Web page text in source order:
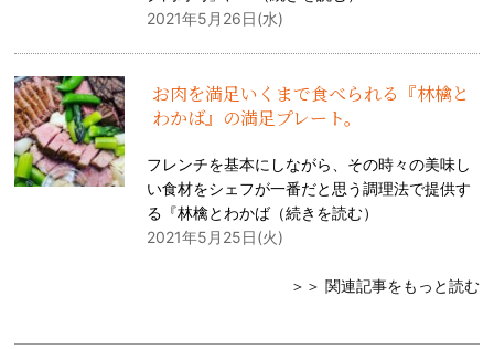
2021年5月26日(水)
お肉を満足いくまで食べられる『林檎と
わかば』の満足プレート。
フレンチを基本にしながら、その時々の美味し
い食材をシェフが一番だと思う調理法で提供す
る『林檎とわかば（続きを読む）
2021年5月25日(火)
＞＞ 関連記事をもっと読む